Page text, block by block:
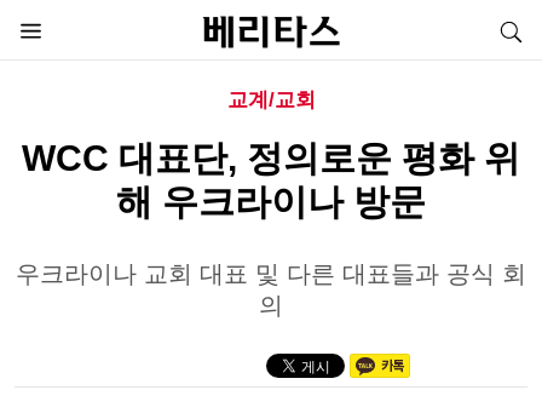
교계/교회
WCC 대표단, 정의로운 평화 위
해 우크라이나 방문
우크라이나 교회 대표 및 다른 대표들과 공식 회
의